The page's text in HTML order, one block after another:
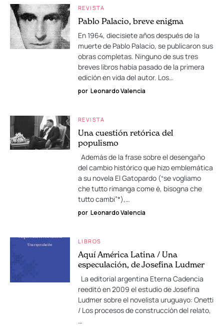
REVISTA
Pablo Palacio, breve enigma
En 1964, diecisiete años después de la
muerte de Pablo Palacio, se publicaron sus
obras completas. Ninguno de sus tres
breves libros había pasado de la primera
edición en vida del autor. Los…
por Leonardo Valencia
REVISTA
Una cuestión retórica del
populismo
Además de la frase sobre el desengaño
del cambio histórico que hizo emblemática
a su novela El Gatopardo (“se vogliamo
che tutto rimanga come è, bisogna che
tutto cambi”*),…
por Leonardo Valencia
LIBROS
Aquí América Latina / Una
especulación, de Josefina Ludmer
La editorial argentina Eterna Cadencia
reeditó en 2009 el estudio de Josefina
Ludmer sobre el novelista uruguayo: Onetti
/ Los procesos de construcción del relato,
…